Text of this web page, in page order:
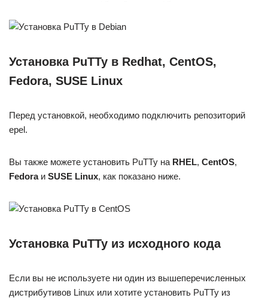
Установка PuTTy в Redhat, CentOS,
Fedora, SUSE Linux
Перед установкой, необходимо подключить репозиторий
epel.
Вы также можете установить PuTTy на RHEL, CentOS,
Fedoraи SUSE Linux, как показано ниже.
Установка PuTTy из исходного кода
Если вы не используете ни один из вышеперечисленных
дистрибутивов Linux или хотите установить PuTTy из